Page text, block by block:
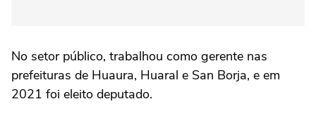
No setor público, trabalhou como gerente nas
prefeituras de Huaura, Huaral e San Borja, e em
2021 foi eleito deputado.